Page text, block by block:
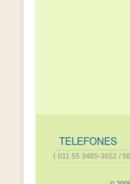
TELEFONES
( 011 55 3485-3652 /